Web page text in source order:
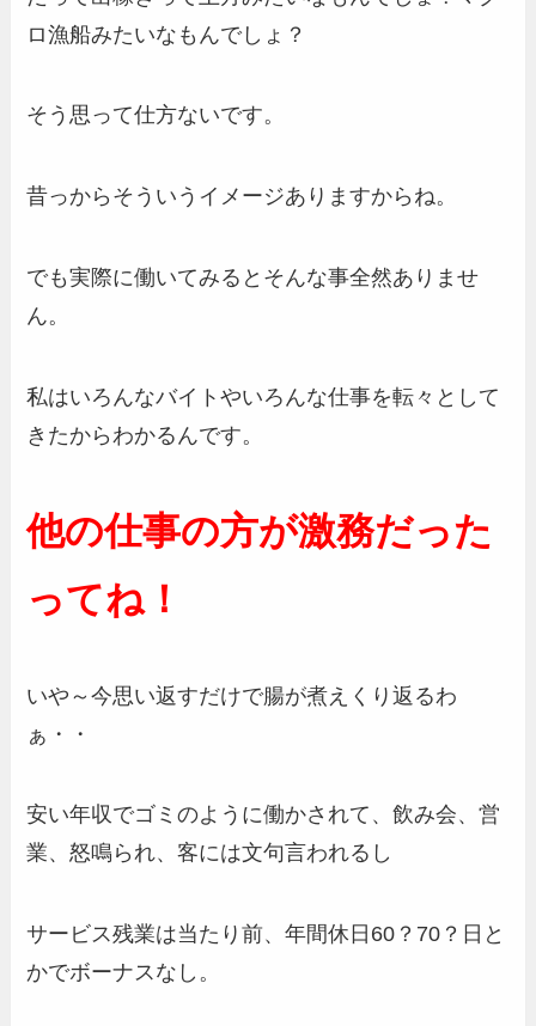
ロ漁船みたいなもんでしょ？
そう思って仕方ないです。
昔っからそういうイメージありますからね。
でも実際に働いてみるとそんな事全然ありませ
ん。
私はいろんなバイトやいろんな仕事を転々として
きたからわかるんです。
他の仕事の方が激務だった
ってね！
いや～今思い返すだけで腸が煮えくり返るわ
ぁ・・
安い年収でゴミのように働かされて、飲み会、営
業、怒鳴られ、客には文句言われるし
サービス残業は当たり前、年間休日60？70？日と
かでボーナスなし。